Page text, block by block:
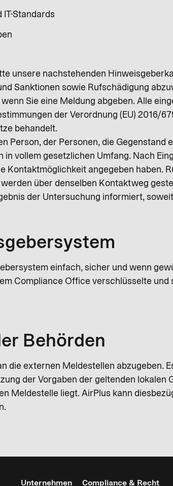
Standards
unsere nachstehenden
Sanktionen sowie Rufschädigung
Sie eine Meldung abgeben. Alle
der Verordnung (EU) 2016/
behandelt.
der Personen, die Gegenstand
vollem gesetzlichen Umfang. Nach
angegeben haben.
über denselben Kontaktweg
der Untersuchung informiert,
einfach, sicher und wenn
Compliance Office verschlüsselte und
Behörden
die externen Meldestellen abzugeben.
der Vorgaben der geltenden lokalen
Meldestelle liegt. AirPlus kann
Unternehmen Compliance & Recht